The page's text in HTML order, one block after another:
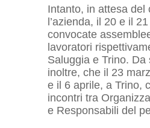
Intanto, in attesa del
l’azienda, il 20 e il
convocate
lavoratori
Saluggia e Trino. Da
inoltre, che il 23
e il 6 aprile, a Trino,
incontri tra
e Responsabili del